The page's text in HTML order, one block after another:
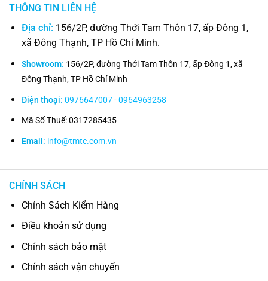
THÔNG TIN LIÊN HỆ
Địa chỉ: 156/2P, đường Thới Tam Thôn 17, ấp Đông 1,
xã Đông Thạnh, TP Hồ Chí Minh.
Showroom: 156/2P, đường Thới Tam Thôn 17, ấp Đông 1, xã
Đông Thạnh, TP Hồ Chí Minh
Điện thoại: 0976647007-0964963258
Mã Số Thuế: 0317285435
Email: info@tmtc.com.vn
CHÍNH SÁCH
Chính Sách Kiểm Hàng
Điều khoản sử dụng
Chính sách bảo mật
Chính sách vận chuyển